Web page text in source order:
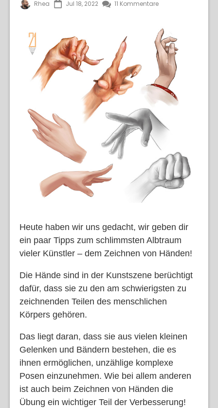
Rhea Jul 18, 2022 11 Kommentare
Heute haben wir uns gedacht, wir geben dir
ein paar Tipps zum schlimmsten Albtraum
vieler Künstler – dem Zeichnen von Händen!
Die Hände sind in der Kunstszene berüchtigt
dafür, dass sie zu den am schwierigsten zu
zeichnenden Teilen des menschlichen
Körpers gehören.
Das liegt daran, dass sie aus vielen kleinen
Gelenken und Bändern bestehen, die es
ihnen ermöglichen, unzählige komplexe
Posen einzunehmen. Wie bei allem anderen
ist auch beim Zeichnen von Händen die
Übung ein wichtiger Teil der Verbesserung!